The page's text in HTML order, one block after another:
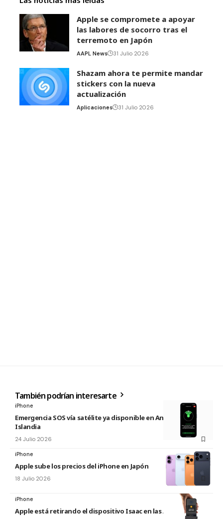
Apple se compromete a apoyar
las labores de socorro tras el
terremoto en Japón
AAPL News 31 Julio 2026
Shazam ahora te permite mandar
stickers con la nueva
actualización
Aplicaciones 31 Julio 2026
También podrían interesarte
iPhone
Emergencia SOS vía satélite ya disponible en Andorra e
Islandia
24 Julio 2026
iPhone
Apple sube los precios del iPhone en Japón
18 Julio 2026
iPhone
Apple está retirando el dispositivo Isaac en las Apple Store